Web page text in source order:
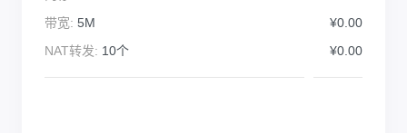
带宽: 5M
¥0.00
NAT转发: 10个 ¥0.00